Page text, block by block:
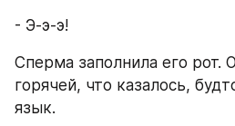
- Э-э-э!
Сперма заполнила его рот.
горячей, что казалось,
язык.